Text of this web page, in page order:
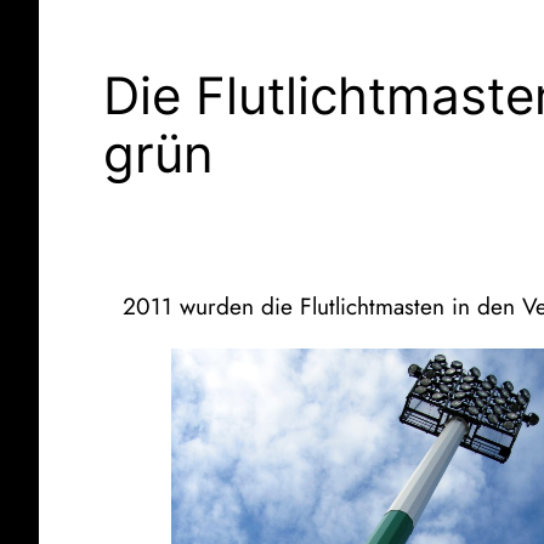
Die
grün
2011 wurden die Flutlichtmasten in den